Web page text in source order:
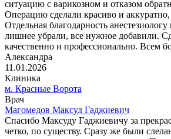
ситуацию с варикозном и отказом
Операцию сделали красиво и
Отдельная благодарность
лишнее убрали, все нужное добавили.
качественно и профессионально. Всем
Александра
11.01.2026
Клиника
м. Красные Ворота
Врач
Магомедов Максуд Гаджиевич
Спасибо Максуду Гаджиевичу за
четко, по существу. Сразу же были